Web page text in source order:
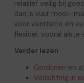
relatief veilig bij
dan is vuur
voor ventilatie en
flexibel, vooral als
Verder lezen
Gordijnen en
Verlichting in